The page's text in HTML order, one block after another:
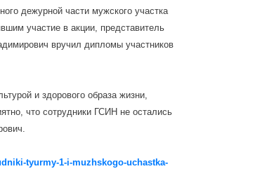
дежурной части мужского участка
участие в акции, представитель
вручил дипломы участников
и здорового образа жизни,
что сотрудники ГСИН не остались
tyurmy-1-i-muzhskogo-uchastka-